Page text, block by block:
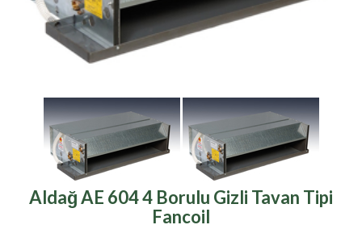
Aldağ AE 604 4 Borulu Gizli Tavan Tipi
Fancoil